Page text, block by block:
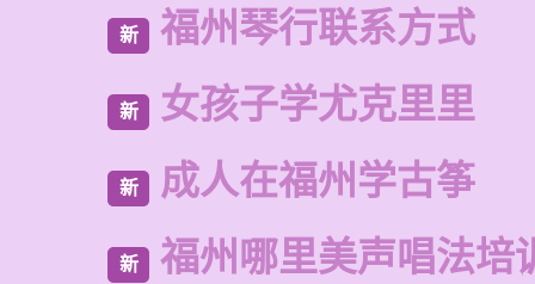
新 福州琴行联系方式
新 女孩子学尤克里里
新 成人在福州学古筝
新 福州哪里美声唱法培